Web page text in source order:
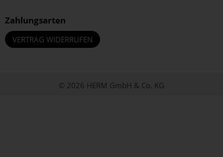
Zahlungsarten
VERTRAG WIDERRUFEN
© 2026 HERM GmbH & Co. KG